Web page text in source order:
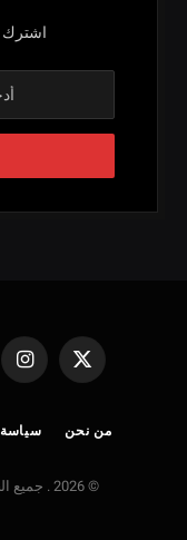
اشترك
X
من نحن
© 2026 . جميع الحقوق محفوظة بواسطة